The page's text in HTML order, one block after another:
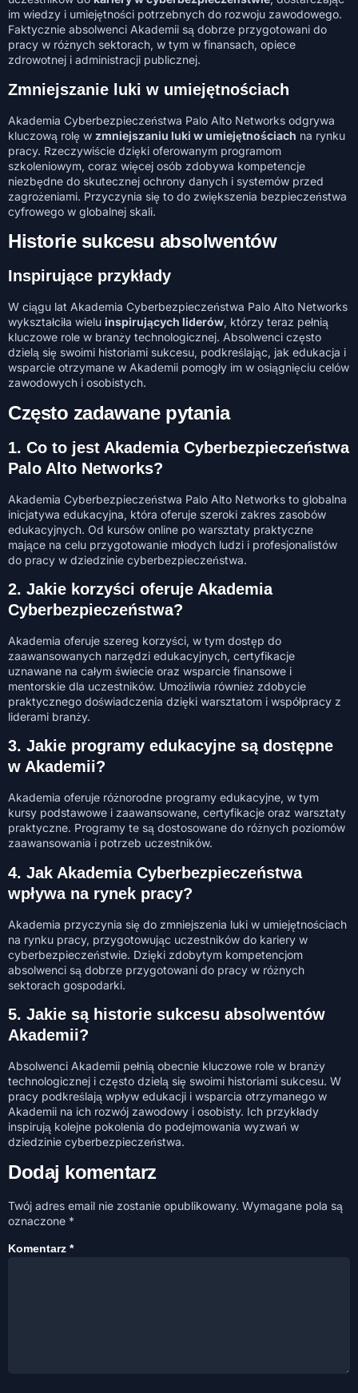
im wiedzy i umiejętności potrzebnych do rozwoju zawodowego.
Faktycznie absolwenci Akademii są dobrze przygotowani do
pracy w różnych sektorach, w tym w finansach, opiece
zdrowotnej i administracji publicznej.
Zmniejszanie luki w umiejętnościach
Akademia Cyberbezpieczeństwa Palo Alto Networks odgrywa
kluczową rolę w zmniejszaniu luki w umiejętnościach na rynku
pracy. Rzeczywiście dzięki oferowanym programom
szkoleniowym, coraz więcej osób zdobywa kompetencje
niezbędne do skutecznej ochrony danych i systemów przed
zagrożeniami. Przyczynia się to do zwiększenia bezpieczeństwa
cyfrowego w globalnej skali.
Historie sukcesu absolwentów
Inspirujące przykłady
W ciągu lat Akademia Cyberbezpieczeństwa Palo Alto Networks
wykształciła wielu inspirujących liderów, którzy teraz pełnią
kluczowe role w branży technologicznej. Absolwenci często
dzielą się swoimi historiami sukcesu, podkreślając, jak edukacja i
wsparcie otrzymane w Akademii pomogły im w osiągnięciu celów
zawodowych i osobistych.
Często zadawane pytania
1. Co to jest Akademia Cyberbezpieczeństwa
Palo Alto Networks?
Akademia Cyberbezpieczeństwa Palo Alto Networks to globalna
inicjatywa edukacyjna, która oferuje szeroki zakres zasobów
edukacyjnych. Od kursów online po warsztaty praktyczne
mające na celu przygotowanie młodych ludzi i profesjonalistów
do pracy w dziedzinie cyberbezpieczeństwa.
2. Jakie korzyści oferuje Akademia
Cyberbezpieczeństwa?
Akademia oferuje szereg korzyści, w tym dostęp do
zaawansowanych narzędzi edukacyjnych, certyfikacje
uznawane na całym świecie oraz wsparcie finansowe i
mentorskie dla uczestników. Umożliwia również zdobycie
praktycznego doświadczenia dzięki warsztatom i współpracy z
liderami branży.
3. Jakie programy edukacyjne są dostępne
w Akademii?
Akademia oferuje różnorodne programy edukacyjne, w tym
kursy podstawowe i zaawansowane, certyfikacje oraz warsztaty
praktyczne. Programy te są dostosowane do różnych poziomów
zaawansowania i potrzeb uczestników.
4. Jak Akademia Cyberbezpieczeństwa
wpływa na rynek pracy?
Akademia przyczynia się do zmniejszenia luki w umiejętnościach
na rynku pracy, przygotowując uczestników do kariery w
cyberbezpieczeństwie. Dzięki zdobytym kompetencjom
absolwenci są dobrze przygotowani do pracy w różnych
sektorach gospodarki.
5. Jakie są historie sukcesu absolwentów
Akademii?
Absolwenci Akademii pełnią obecnie kluczowe role w branży
technologicznej i często dzielą się swoimi historiami sukcesu. W
pracy podkreślają wpływ edukacji i wsparcia otrzymanego w
Akademii na ich rozwój zawodowy i osobisty. Ich przykłady
inspirują kolejne pokolenia do podejmowania wyzwań w
dziedzinie cyberbezpieczeństwa.
Dodaj komentarz
Twój adres email nie zostanie opublikowany. Wymagane pola są
oznaczone *
Komentarz *